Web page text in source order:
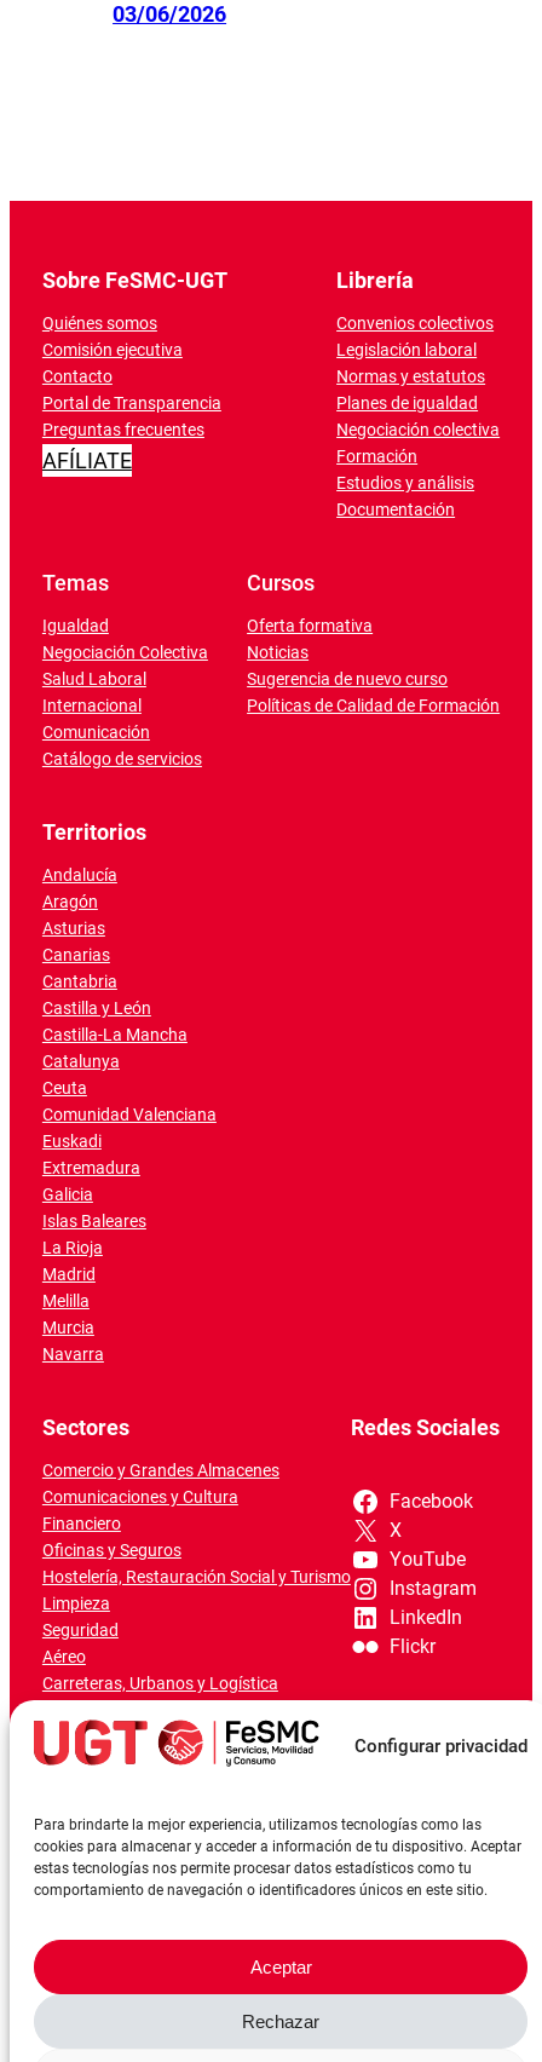
Configurar privacidad
Para brindarte la mejor experiencia, utilizamos tecnologías como las
cookies para almacenar y acceder a información de tu dispositivo. Aceptar
estas tecnologías nos permite procesar datos estadísticos como tu
comportamiento de navegación o identificadores únicos en este sitio.
Aceptar
Rechazar
03/06/2026
Sobre FeSMC-UGT
Quiénes somos
Comisión ejecutiva
Contacto
Portal de Transparencia
Preguntas frecuentes
AFÍLIATE
Librería
Convenios colectivos
Legislación laboral
Normas y estatutos
Planes de igualdad
Negociación colectiva
Formación
Estudios y análisis
Documentación
Temas
Igualdad
Negociación Colectiva
Salud Laboral
Internacional
Comunicación
Catálogo de servicios
Cursos
Oferta formativa
Noticias
Sugerencia de nuevo curso
Políticas de Calidad de Formación
Territorios
Andalucía
Aragón
Asturias
Canarias
Cantabria
Castilla y León
Castilla-La Mancha
Catalunya
Ceuta
Comunidad Valenciana
Euskadi
Extremadura
Galicia
Islas Baleares
La Rioja
Madrid
Melilla
Murcia
Navarra
Sectores
Comercio y Grandes Almacenes
Comunicaciones y Cultura
Financiero
Oficinas y Seguros
Hostelería, Restauración Social y Turismo
Limpieza
Seguridad
Aéreo
Carreteras, Urbanos y Logística
Marítimo-Portuario
Redes Sociales
Facebook
X
YouTube
Instagram
LinkedIn
Flickr
©FeSMCUGT 2024